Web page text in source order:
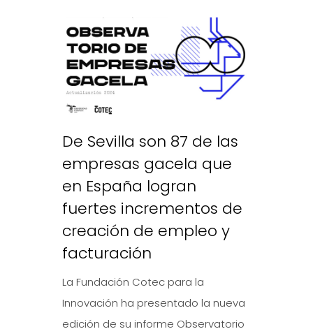
De Sevilla son 87 de las
empresas gacela que
en España logran
fuertes incrementos de
creación de empleo y
facturación
La Fundación Cotec para la
Innovación ha presentado la nueva
edición de su informe Observatorio